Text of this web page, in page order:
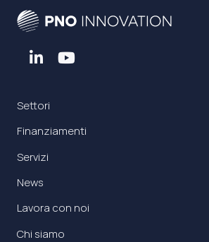
Settori
Finanziamenti
Servizi
News
Lavora con noi
Chi siamo